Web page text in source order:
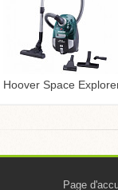
Hoover Space
Page